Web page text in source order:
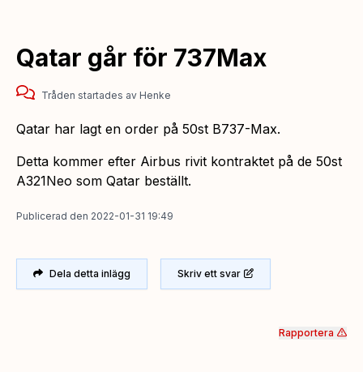
Qatar går för 737Max
Tråden startades av Henke
Qatar har lagt en order på 50st B737-Max.
Detta kommer efter Airbus rivit kontraktet på de 50st
A321Neo som Qatar beställt.
Publicerad den 2022-01-31 19:49
Dela detta inlägg Skriv ett svar
Rapportera